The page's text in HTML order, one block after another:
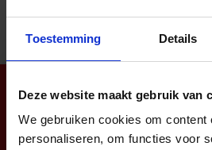
Toestemming Details
Deze website maakt gebruik van
We gebruiken cookies om content
personaliseren, om functies voor
Nieuwsbrief